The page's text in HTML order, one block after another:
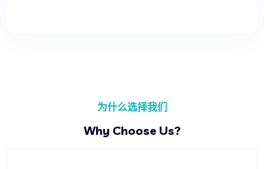
为什么选择我们
Why Choose Us?